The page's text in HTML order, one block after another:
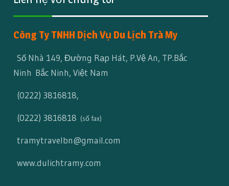
Công Ty TNHH Dịch Vụ Du Lịch Trà My
Số Nhà 149, Đường Rạp Hát, P.Vệ An, TP.Bắc
Ninh Bắc Ninh, Việt Nam
(0222) 3816818,
(0222) 3816818 (số fax)
tramytravelbn@gmail.com
www.dulichtramy.com